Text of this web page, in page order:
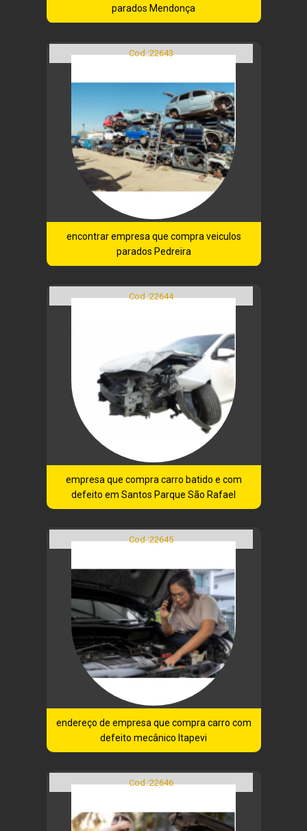
parados Mendonça
Cod.:22643
encontrar empresa que compra veiculos
parados Pedreira
Cod.:22644
empresa que compra carro batido e com
defeito em Santos Parque São Rafael
Cod.:22645
endereço de empresa que compra carro com
defeito mecânico Itapevi
Cod.:22646